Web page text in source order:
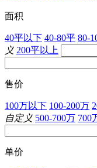
面积
40平以下 40-80平 80-
义 200平以上
售价
100万以下 100-200万
自定义 500-700万 700
单价